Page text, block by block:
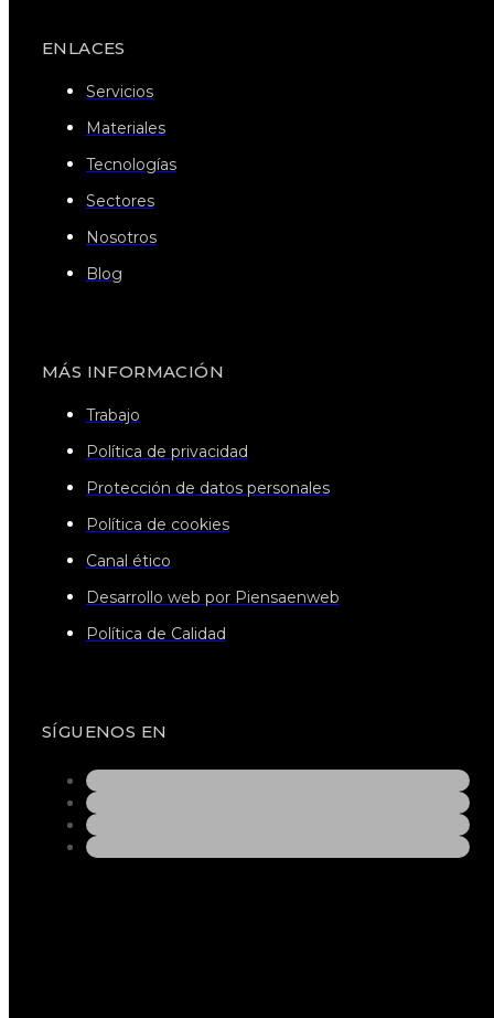
ENLACES
Servicios
Materiales
Tecnologías
Sectores
Nosotros
Blog
MÁS INFORMACIÓN
Trabajo
Política de privacidad
Protección de datos personales
Política de cookies
Canal ético
Desarrollo web por Piensaenweb
Política de Calidad
SÍGUENOS EN